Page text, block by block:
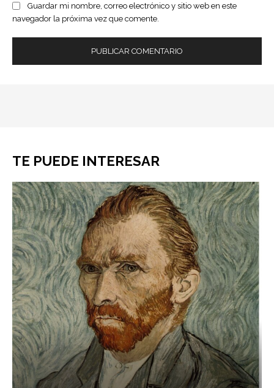
Guardar mi nombre, correo electrónico y sitio web en este
navegador la próxima vez que comente.
TE PUEDE INTERESAR